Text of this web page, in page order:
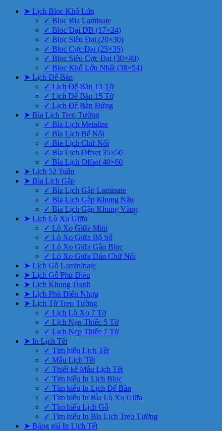
➤ Lịch Bloc Khổ Lớn
✓ Bloc Bìa Laminate
✓ Bloc Đại ĐB (17×24)
✓ Bloc Siêu Đại (20×30)
✓ Bloc Cực Đại (25×35)
✓ Bloc Siêu Cực Đại (30×40)
✓ Bloc Khổ Lớn Nhất (38×54)
➤ Lịch Để Bàn
✓ Lịch Để Bàn 13 Tờ
✓ Lịch Để Bàn 15 Tờ
✓ Lịch Để Bàn Đứng
➤ Bìa Lịch Treo Tường
✓ Bìa Lịch Metalize
✓ Bìa Lịch Bế Nổi
✓ Bìa Lịch Chữ Nổi
✓ Bìa Lịch Offset 35×50
✓ Bìa Lịch Offset 40×60
➤ Lịch 52 Tuần
➤ Bìa Lịch Gập
✓ Bìa Lịch Gập Laminate
✓ Bìa Lịch Gập Khung Nâu
✓ Bìa Lịch Gập Khung Vàng
➤ Lịch Lò Xo Giữa
✓ Lò Xo Giữa Mini
✓ Lò Xo Giữa Bộ Số
✓ Lò Xo Giữa Gắn Bloc
✓ Lò Xo Giữa Dán Chữ Nổi
➤ Lịch Gỗ Lamininate
➤ Lịch Gỗ Phù Điêu
➤ Lịch Khung Tranh
➤ Lịch Phù Điêu Nhựa
➤ Lịch Tờ Treo Tường
✓ Lịch Lò Xo 7 Tờ
✓ Lịch Nẹp Thiếc 5 Tờ
✓ Lịch Nẹp Thiếc 7 Tờ
➤ In Lịch Tết
✓ Tìm hiểu Lịch Tết
✓ Mẫu Lịch Tết
✓ Thiết kế Mẫu Lịch Tết
✓ Tìm hiểu In Lịch Bloc
✓ Tìm hiểu In Lịch Để Bàn
✓ Tìm hiểu In Bìa Lò Xo Giữa
✓ Tìm hiểu Lịch Gỗ
✓ Tìm hiểu In Bìa Lịch Treo Tường
➤ Bảng giá In Lịch Tết